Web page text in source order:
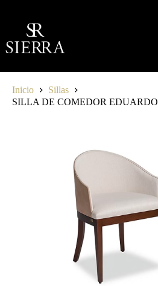
contenido
Inicio
Sillas
SILLA DE COMEDOR EDUARDO